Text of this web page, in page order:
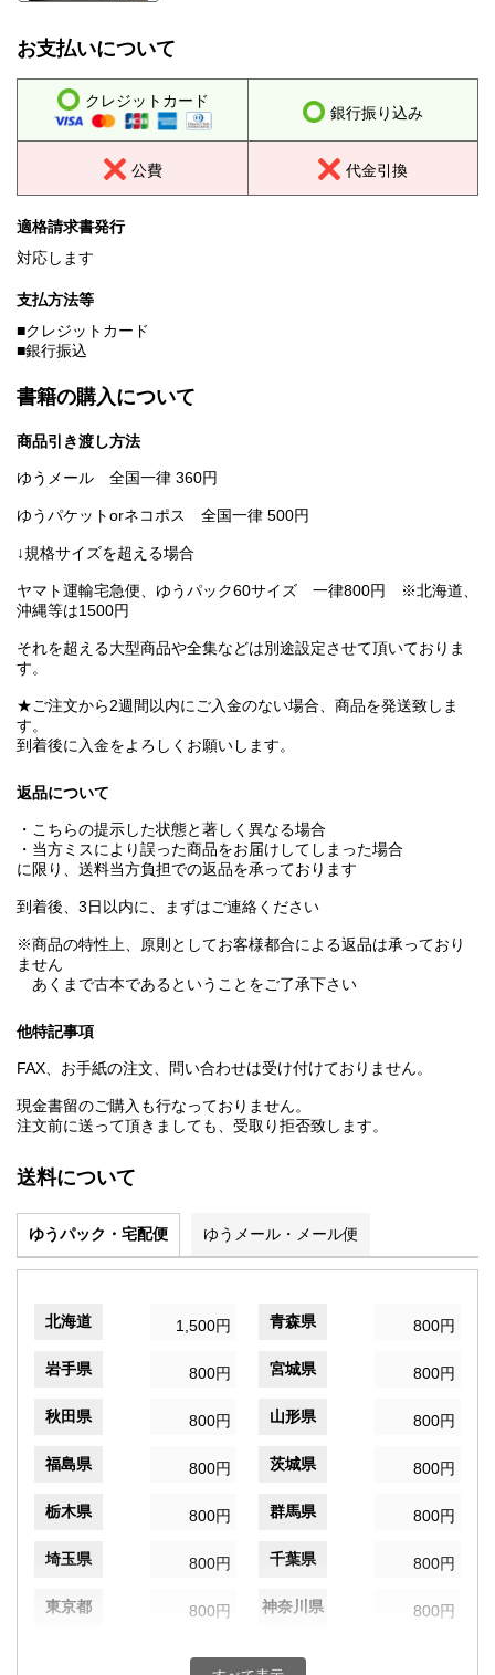
お支払いについて
クレジットカード
銀行振り込み
公費 代金引換
適格請求書発行
対応します
支払方法等
■クレジットカード
■銀行振込
書籍の購入について
商品引き渡し方法
ゆうメール 全国一律 360円
ゆうパケットorネコポス 全国一律 500円
↓規格サイズを超える場合
ヤマト運輸宅急便、ゆうパック60サイズ 一律800円 ※北海道、
沖縄等は1500円
それを超える大型商品や全集などは別途設定させて頂いておりま
す。
★ご注文から2週間以内にご入金のない場合、商品を発送致しま
す。
到着後に入金をよろしくお願いします。
返品について
・こちらの提示した状態と著しく異なる場合
・当方ミスにより誤った商品をお届けしてしまった場合
に限り、送料当方負担での返品を承っております
到着後、3日以内に、まずはご連絡ください
※商品の特性上、原則としてお客様都合による返品は承っており
ません
あくまで古本であるということをご了承下さい
他特記事項
FAX、お手紙の注文、問い合わせは受け付けておりません。
現金書留のご購入も行なっておりません。
注文前に送って頂きましても、受取り拒否致します。
送料について
ゆうパック・宅配便 ゆうメール・メール便
北海道 1,500円 青森県 800円
岩手県 800円 宮城県 800円
秋田県 800円 山形県 800円
福島県 800円 茨城県 800円
栃木県 800円 群馬県 800円
埼玉県 800円 千葉県 800円
東京都 800円 神奈川県 800円
800円 富山県